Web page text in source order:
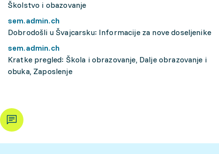
Školstvo i obazovanje
sem.admin.ch
Dobrodošli u Švajcarsku: Informacije za nove doseljenike
sem.admin.ch
Kratke pregled: Škola i obrazovanje, Dalje obrazovanje i
obuka, Zaposlenje